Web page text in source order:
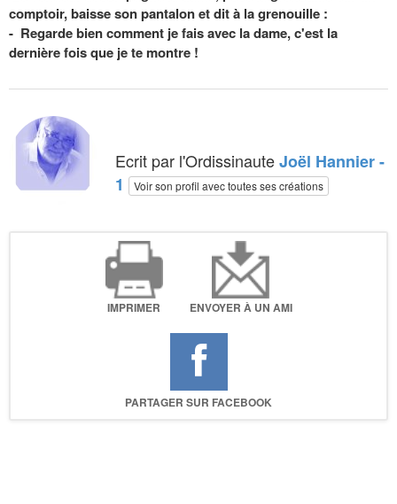
comptoir, baisse son pantalon et dit à la grenouille :
- Regarde bien comment je fais avec la dame, c'est la
dernière fois que je te montre !
Ecrit par l'OrdissinauteJoël Hannier -
1
Voir son profil avec toutes ses créations
IMPRIMER ENVOYER À UN AMI
PARTAGER SUR FACEBOOK